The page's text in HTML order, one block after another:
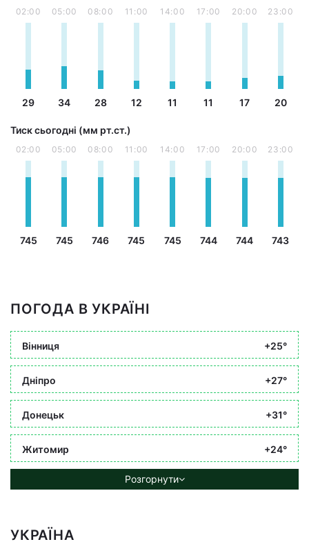
02:00
29
05:00
34
08:00
28
11:00
12
14:00
11
17:00
11
20:00
17
23:00
20
Тиск сьогодні (мм рт.ст.)
02:00
745
05:00
745
08:00
746
11:00
745
14:00
745
17:00
744
20:00
744
23:00
743
ПОГОДА В УКРАЇНІ
Вінниця +25°
Дніпро +27°
Донецьк +31°
Житомир +24°
Розгорнути
УКРАЇНА